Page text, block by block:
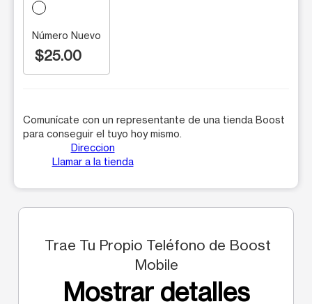
Número Nuevo
$25.00
Comunícate con un representante de una tienda Boost
para conseguir el tuyo hoy mismo.
Direccion
Llamar a la tienda
Trae Tu Propio Teléfono de Boost
Mobile
Mostrar detalles